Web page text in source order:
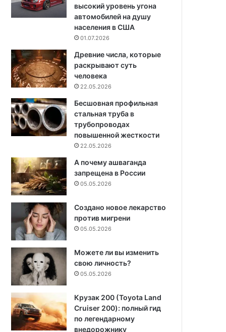
высокий уровень угона
автомобилей на душу
населения в США
01.07.2026
Древние числа, которые
раскрывают суть
человека
22.05.2026
Бесшовная профильная
стальная труба в
трубопроводах
повышенной жесткости
22.05.2026
А почему ашваганда
запрещена в России
05.05.2026
Создано новое лекарство
против мигрени
05.05.2026
Можете ли вы изменить
свою личность?
05.05.2026
Крузак 200 (Toyota Land
Cruiser 200): полный гид
по легендарному
внедорожнику